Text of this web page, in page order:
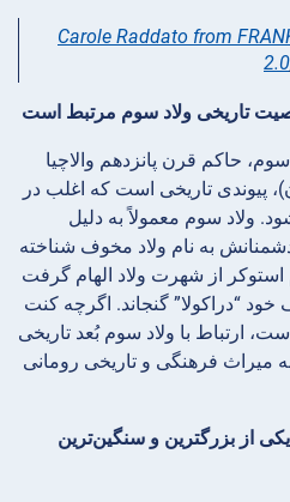
Carole Raddato from
2.0
حاکم قرن پانزدهم والاچیا
پیوندی تاریخی است که اغلب در
ولاد سوم معمولاً به دلیل
به نام ولاد مخوف شناخته
استوکر از شهرت ولاد الهام گرفت
“دراکولا” گنجاند. اگرچه کنت
ارتباط با ولاد سوم بُعد تاریخی
به میراث فرهنگی و تاریخی رومانی
در یکی از بزرگترین و سنگین‌ترین